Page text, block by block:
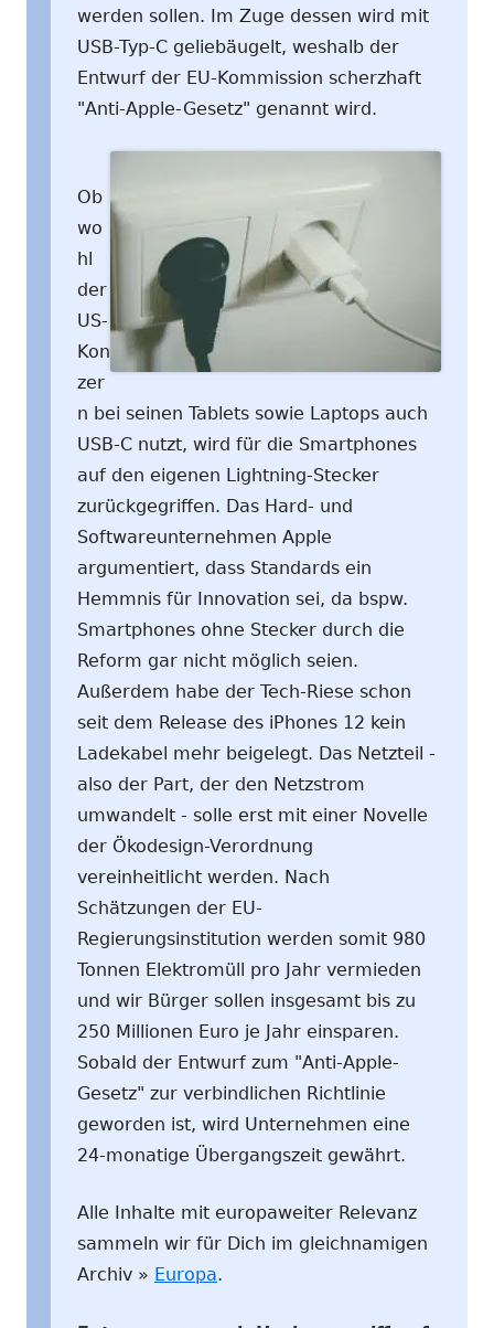
werden sollen. Im Zuge dessen wird mit
USB-Typ-C geliebäugelt, weshalb der
Entwurf der EU-Kommission scherzhaft
"Anti-Apple-Gesetz" genannt wird.
Ob
wo
hl
der
US-
Kon
zer
n bei seinen Tablets sowie Laptops auch
USB-C nutzt, wird für die Smartphones
auf den eigenen Lightning-Stecker
zurückgegriffen. Das Hard- und
Softwareunternehmen Apple
argumentiert, dass Standards ein
Hemmnis für Innovation sei, da bspw.
Smartphones ohne Stecker durch die
Reform gar nicht möglich seien.
Außerdem habe der Tech-Riese schon
seit dem Release des iPhones 12 kein
Ladekabel mehr beigelegt. Das Netzteil -
also der Part, der den Netzstrom
umwandelt - solle erst mit einer Novelle
der Ökodesign-Verordnung
vereinheitlicht werden. Nach
Schätzungen der EU-
Regierungsinstitution werden somit 980
Tonnen Elektromüll pro Jahr vermieden
und wir Bürger sollen insgesamt bis zu
250 Millionen Euro je Jahr einsparen.
Sobald der Entwurf zum "Anti-Apple-
Gesetz" zur verbindlichen Richtlinie
geworden ist, wird Unternehmen eine
24-monatige Übergangszeit gewährt.
Alle Inhalte mit europaweiter Relevanz
sammeln wir für Dich im gleichnamigen
Archiv » Europa.